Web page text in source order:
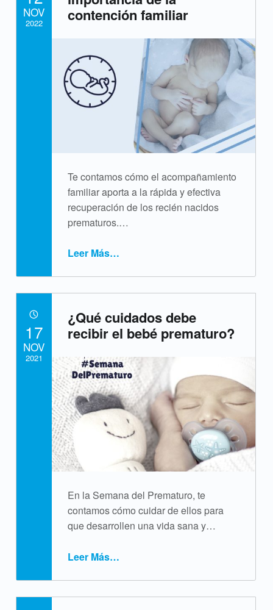
a
o
contención familiar
Te contamos cómo el acompañamiento
familiar aporta a la rápida y efectiva
recuperación de los recién nacidos
prematuros.…
Leer Más
“Semana del Prematuro: la importancia de la contención familiar”
…
NOV
2022
¿Qué cuidados debe
recibir el bebé prematuro?
En la Semana del Prematuro, te
contamos cómo cuidar de ellos para
que desarrollen una vida sana y…
Leer Más…
POSTED ON:17
NOV
2021